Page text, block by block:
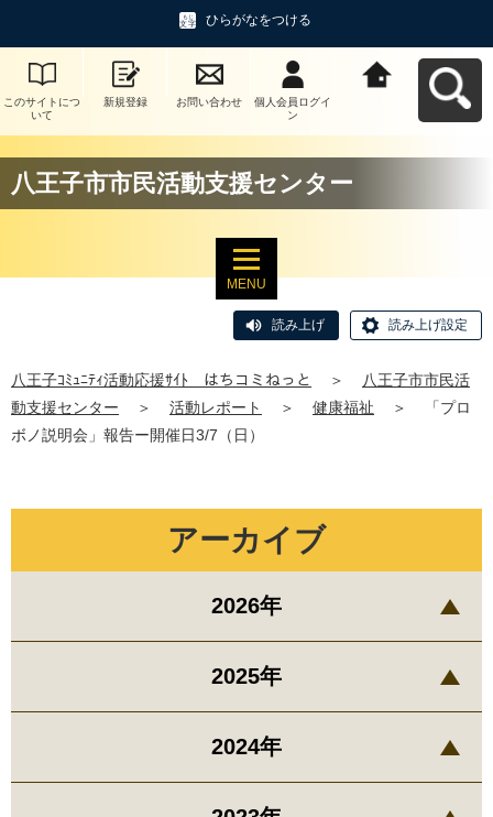
ひらがなをつける
このサイトにつ
いて
新規登録 お問い合わせ
個人会員ログイ
ン
八王子市市民活動支援センター
MENU
読み上げ 読み上げ設定
八王子ｺﾐｭﾆﾃｨ活動応援ｻｲﾄ はちコミねっと ＞
八王子市市民活
動支援センター
＞ 活動レポート ＞ 健康福祉 ＞
「プロ
ボノ説明会」報告ー開催日3/7（日）
アーカイブ
2026年
2025年
2024年